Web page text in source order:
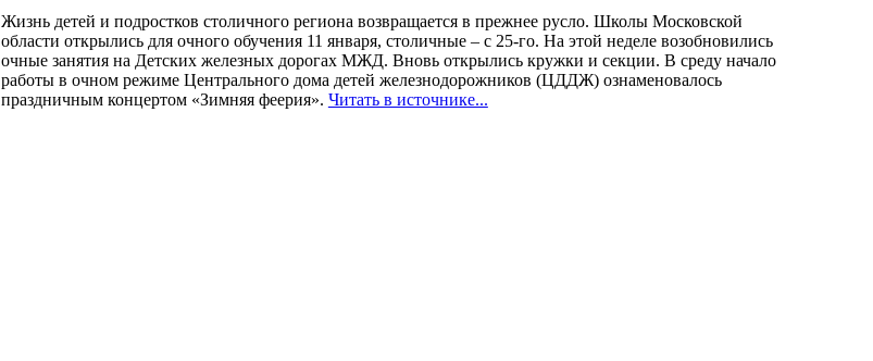
Жизнь детей и подростков столичного региона возвращается в прежнее русло. Школы Московской
области открылись для очного обучения 11 января, столичные – с 25-го. На этой неделе возобновились
очные занятия на Детских железных дорогах МЖД. Вновь открылись кружки и секции. В среду начало
работы в очном режиме Центрального дома детей железнодорожников (ЦДДЖ) ознаменовалось
праздничным концертом «Зимняя феерия». Читать в источнике...